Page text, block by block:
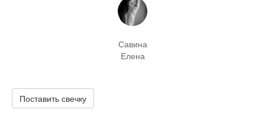
Савина
Елена
Поставить свечку